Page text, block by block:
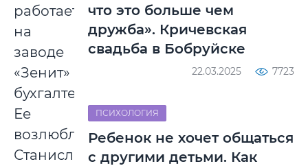
работает
на
заводе
«Зенит»
бухгалтером.
Ее
возлюбленный
Станислав
что это больше чем
дружба». Кричевская
свадьба в Бобруйске
22.03.2025 7723
ПСИХОЛОГИЯ
Ребенок не хочет общаться
с другими детьми. Как